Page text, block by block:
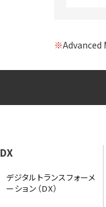
※Advanced
DX
デジタルトランスフォーメ
ーション（DX）